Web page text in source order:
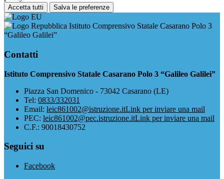
Accetta tutti Salva le preferenze
Istituto Comprensivo Statale Casarano Polo 3
“Galileo Galilei”
Contatti
Istituto Comprensivo Statale Casarano Polo 3 “Galileo Galilei”
Piazza San Domenico - 73042 Casarano (LE)
Tel: 0833/332031
Email: leic861002@istruzione.itLink per inviare una mail
PEC: leic861002@pec.istruzione.itLink per inviare una mail
C.F.: 90018430752
Seguici su
Facebook